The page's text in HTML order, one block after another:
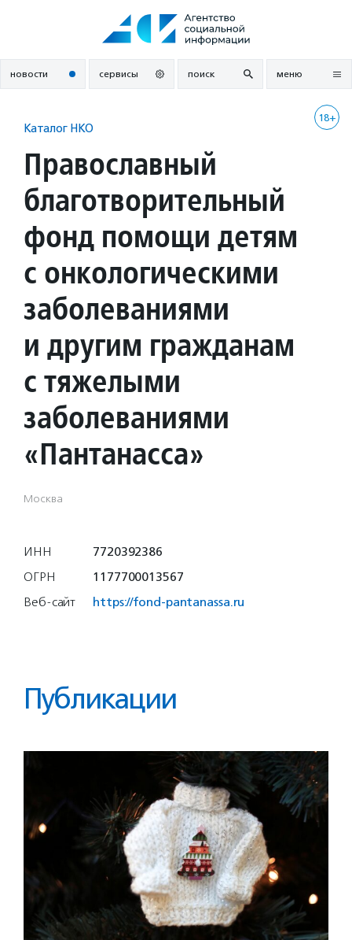
новости сервисы поиск меню
18+
Каталог НКО
Православный
благотворительный
фонд помощи детям
с онкологическими
заболеваниями
и другим гражданам
с тяжелыми
заболеваниями
«Пантанасса»
Москва
ИНН
7720392386
ОГРН
1177700013567
Веб-сайт
https://fond-pantanassa.ru
Публикации